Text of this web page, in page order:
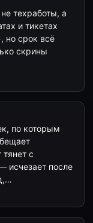
техработы, а
и тикетах
но срок всё
скрины
по которым
с
исчезает после